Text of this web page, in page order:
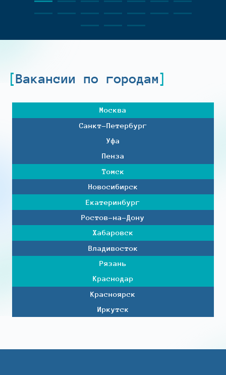
Вакансии по городам
Москва
Санкт-Петербург
Уфа
Пенза
Томск
Новосибирск
Екатеринбург
Ростов-на-Дону
Хабаровск
Владивосток
Рязань
Краснодар
Красноярск
Иркутск